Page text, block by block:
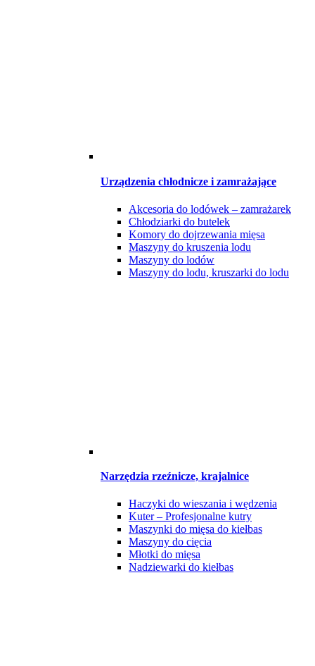
Urządzenia chłodnicze i zamrażające
Akcesoria do lodówek – zamrażarek
Chłodziarki do butelek
Komory do dojrzewania mięsa
Maszyny do kruszenia lodu
Maszyny do lodów
Maszyny do lodu, kruszarki do lodu
Narzędzia rzeźnicze, krajalnice
Haczyki do wieszania i wędzenia
Kuter – Profesjonalne kutry
Maszynki do mięsa do kiełbas
Maszyny do cięcia
Młotki do mięsa
Nadziewarki do kiełbas